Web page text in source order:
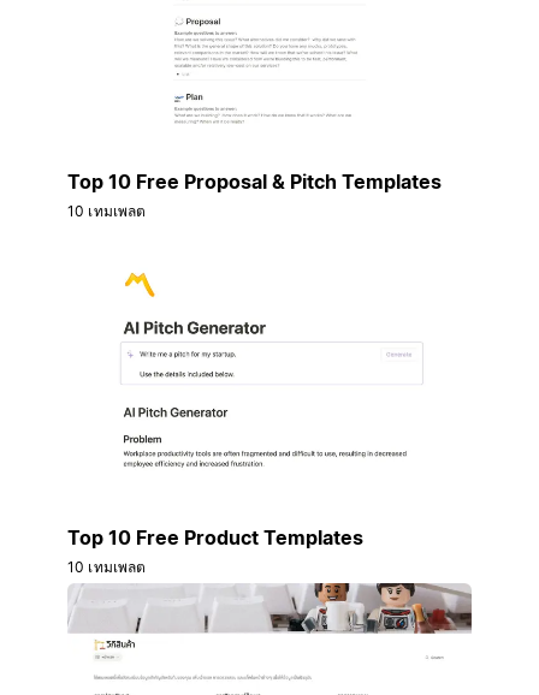
Top 10 Free Proposal & Pitch Templates
10 เทมเพลต
Top 10 Free Product Templates
10 เทมเพลต